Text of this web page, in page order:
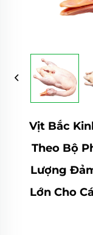
Vịt Bắc
Theo Bộ
Lượng
Lớn Cho